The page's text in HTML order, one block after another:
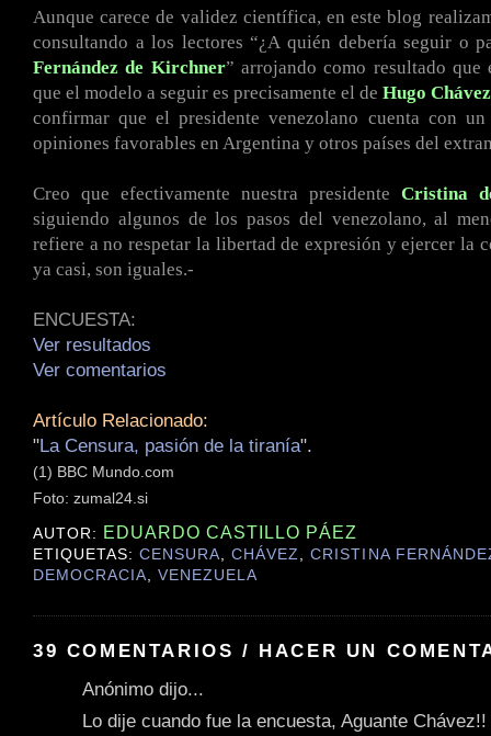
Aunque carece de validez científica, en este blog
consultando a los lectores “¿A quién debería seguir o
Fernández de Kirchner” arrojando como resultado
que el modelo a seguir es precisamente el de Hugo Chávez
confirmar que el presidente venezolano cuenta con
opiniones favorables en Argentina y otros países del
Creo que efectivamente nuestra presidente Cristina
siguiendo algunos de los pasos del venezolano, al
refiere a no respetar la libertad de expresión y ejercer la
ya casi, son iguales.-
ENCUESTA:
Ver resultados
Ver comentarios
Artículo Relacionado:
"La Censura, pasión de la tiranía".
(1) BBC Mundo.com
Foto: zumal24.si
AUTOR: EDUARDO CASTILLO PÁEZ
ETIQUETAS:CENSURA,CHÁVEZ,CRISTINA
DEMOCRACIA,VENEZUELA
39 COMENTARIOS / HACER UN
Anónimo dijo...
Lo dije cuando fue la encuesta, Aguante